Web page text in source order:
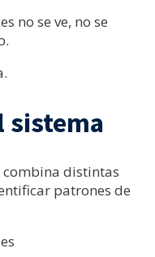
no se ve, no se
sistema
distintas
patrones de